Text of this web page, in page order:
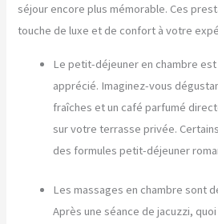
séjour encore plus mémorable. Ces
touche de luxe et de confort à votre
Le petit-déjeuner en chambre
apprécié. Imaginez-vous
fraîches et un café parfumé
sur votre terrasse privée.
des formules petit-déjeuner
Les massages en chambre sont
Après une séance de jacuzzi,